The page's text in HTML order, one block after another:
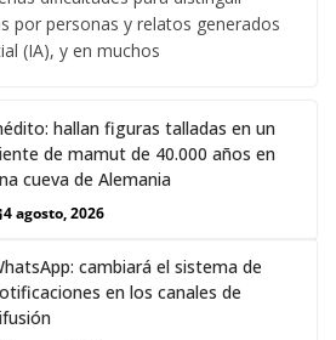
por personas y relatos generados
(IA), y en muchos
hallan figuras talladas en un
de mamut de 40.000 años en
cueva de Alemania
4 agosto, 2026
cambiará el sistema de
en los canales de